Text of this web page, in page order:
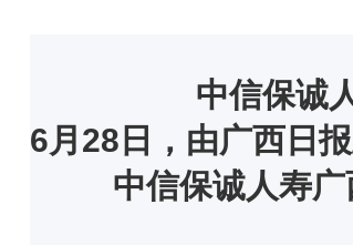
中信保诚
6月28日，由广西日
中信保诚人寿